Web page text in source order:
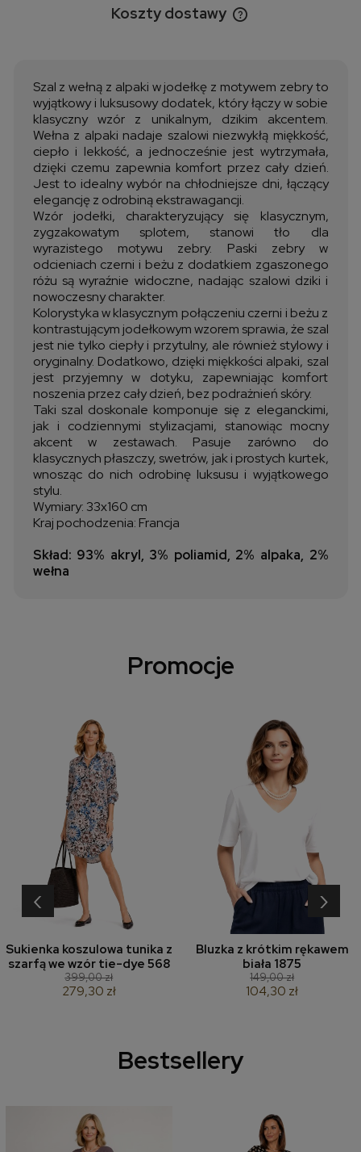
Koszty dostawy
Cena nie zawiera ewentualnych kosztów płatności
Szal z wełną z alpaki w jodełkę z motywem zebry to
wyjątkowy i luksusowy dodatek, który łączy w sobie
klasyczny wzór z unikalnym, dzikim akcentem.
Wełna z alpaki nadaje szalowi niezwykłą miękkość,
ciepło i lekkość, a jednocześnie jest wytrzymała,
dzięki czemu zapewnia komfort przez cały dzień.
Jest to idealny wybór na chłodniejsze dni, łączący
elegancję z odrobiną ekstrawagancji.
Wzór jodełki, charakteryzujący się klasycznym,
zygzakowatym splotem, stanowi tło dla
wyrazistego motywu zebry. Paski zebry w
odcieniach czerni i beżu z dodatkiem zgaszonego
różu są wyraźnie widoczne, nadając szalowi dziki i
nowoczesny charakter.
Kolorystyka w klasycznym połączeniu czerni i beżu z
kontrastującym jodełkowym wzorem sprawia, że szal
jest nie tylko ciepły i przytulny, ale również stylowy i
oryginalny. Dodatkowo, dzięki miękkości alpaki, szal
jest przyjemny w dotyku, zapewniając komfort
noszenia przez cały dzień, bez podrażnień skóry.
Taki szal doskonale komponuje się z eleganckimi,
jak i codziennymi stylizacjami, stanowiąc mocny
akcent w zestawach. Pasuje zarówno do
klasycznych płaszczy, swetrów, jak i prostych kurtek,
wnosząc do nich odrobinę luksusu i wyjątkowego
stylu.
Wymiary: 33x160 cm
Kraj pochodzenia: Francja
Skład: 93% akryl, 3% poliamid, 2% alpaka, 2%
wełna
Promocje
Sukienka koszulowa tunika z
szarfą we wzór tie-dye 568
399,00 zł
279,30 zł
Bluzka z krótkim rękawem
biała 1875
149,00 zł
104,30 zł
‹ ›
Bestsellery